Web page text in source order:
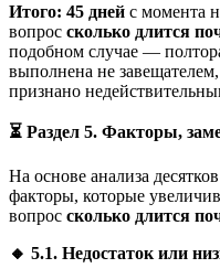
Итого: 45 дней с момента
вопрос сколько длится
подобном случае —
выполнена не
признано
⏳ Раздел 5. Факторы,
На основе анализа
факторы, которые
вопрос сколько длится
🔸 5.1. Недостаток или